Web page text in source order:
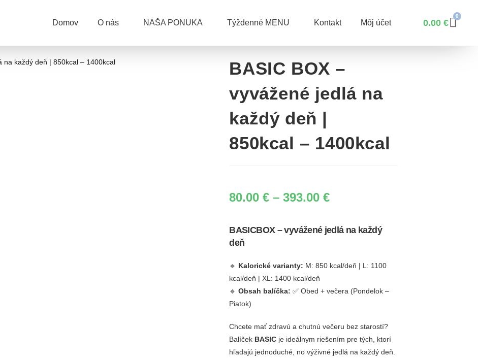
Domov O nás NAŠA PONUKA Týždenné MENU Kontakt Môj účet 0.00 €
BASIC BOX –
vyvážené jedlá na
každý deň |
850kcal – 1400kcal
80.00€ – 393.00€
BASICBOX – vyvážené jedlá na každý
deň
🔹 Kalorické varianty: M: 850 kcal/deň | L: 1100
kcal/deň | XL: 1400 kcal/deň
🔹Obsah balíčka: ✅ Obed + večera (Pondelok –
Piatok)
Chcete mať zdravú a chutnú večeru bez starostí?
Balíček BASIC je ideálnym riešením pre tých, ktorí
hľadajú jednoduché, no výživné jedlá na každý deň.